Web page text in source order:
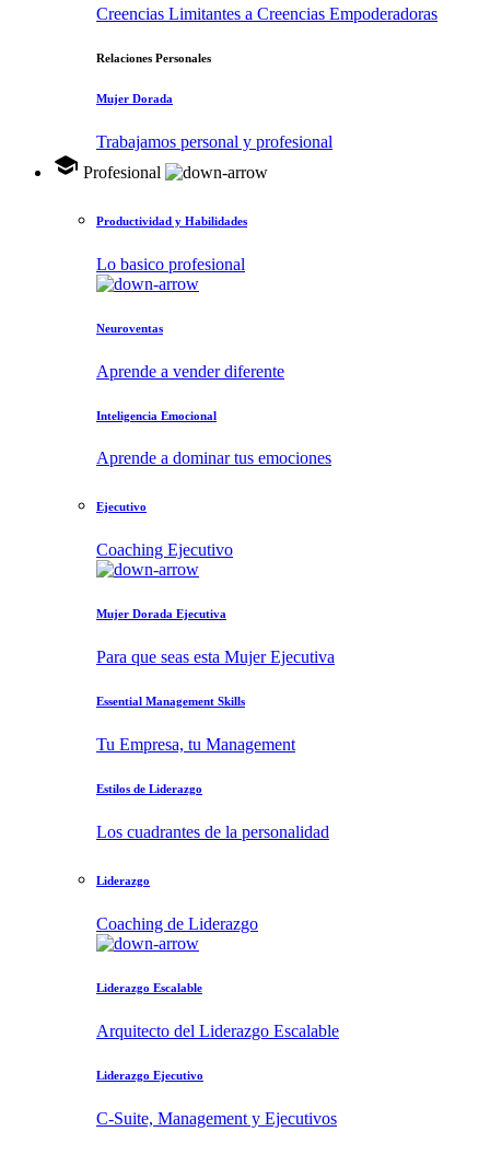
Creencias Limitantes a Creencias Empoderadoras
Relaciones Personales
Mujer Dorada
Trabajamos personal y profesional
school Profesional
Productividad y Habilidades
Lo basico profesional
Neuroventas
Aprende a vender diferente
Inteligencia Emocional
Aprende a dominar tus emociones
Ejecutivo
Coaching Ejecutivo
Mujer Dorada Ejecutiva
Para que seas esta Mujer Ejecutiva
Essential Management Skills
Tu Empresa, tu Management
Estilos de Liderazgo
Los cuadrantes de la personalidad
Liderazgo
Coaching de Liderazgo
Liderazgo Escalable
Arquitecto del Liderazgo Escalable
Liderazgo Ejecutivo
C-Suite, Management y Ejecutivos